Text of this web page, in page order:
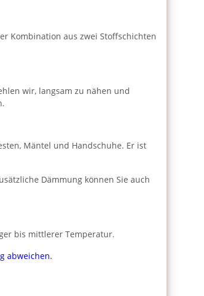
Kombination aus zwei Stoffschichten
wir, langsam zu nähen und
Mäntel und Handschuhe. Er ist
Dämmung können Sie auch
bis mittlerer Temperatur.
abweichen.